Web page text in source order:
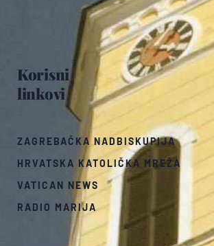
Korisni
linkovi
ZAGREBAČKA NADBISKUPIJA
HRVATSKA KATOLIČKA MREŽA
VATICAN NEWS
RADIO MARIJA